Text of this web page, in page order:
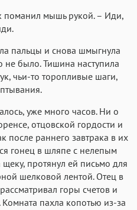
поманил мышь рукой. – Иди,
пальцы и снова шмыгнула
не было. Тишина наступила
чьи-то торопливые шаги,
уже много часов. Ни о
отцовской гордости и
после раннего завтрака в их
гонец в шляпе с нелепым
протянул ей письмо для
шелковой лентой. Отец в
горы счетов и
пахла копотью из-за